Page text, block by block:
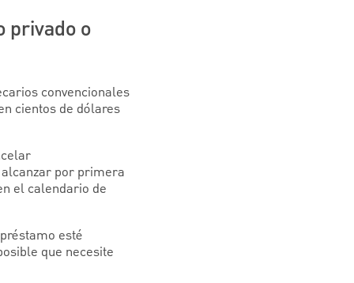
privado o
convencionales
cientos de dólares
por primera
el calendario de
esté
que necesite